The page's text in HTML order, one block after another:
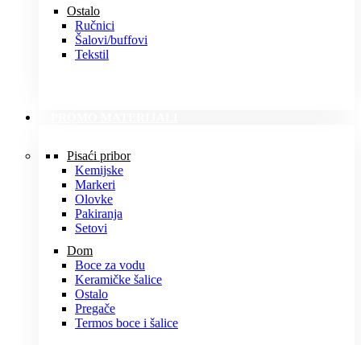
Ostalo
Ručnici
Šalovi/buffovi
Tekstil
Pisaći pribor
Kemijske
Markeri
Olovke
Pakiranja
Setovi
Dom
Boce za vodu
Keramičke šalice
Ostalo
Pregače
Termos boce i šalice